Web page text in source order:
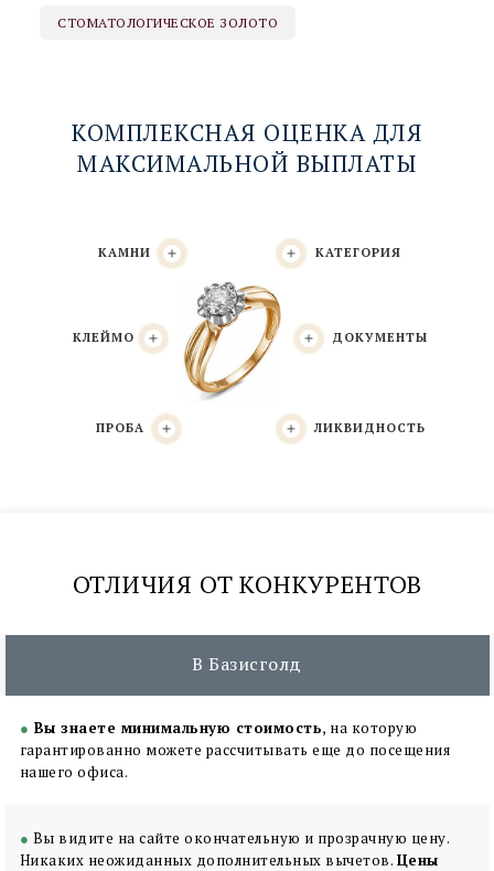
СТОМАТОЛОГИЧЕСКОЕ ЗОЛОТО
КОМПЛЕКСНАЯ ОЦЕНКА ДЛЯ
МАКСИМАЛЬНОЙ ВЫПЛАТЫ
КАМНИ КАТЕГОРИЯ
ДОКУМЕНТЫ
КЛЕЙМО
ЛИКВИДНОСТЬ
ПРОБА
оценщиком по эталонным образцам.
изделия, осмотр на наличие повреждений.
Устанавливается вес, характеристики и цена
драгоценных вставок.
Определение дополнительной
Устанавливается ценность изделия,
рыночная стоимость и ликвидность
ОТЛИЧИЯ ОТ КОНКУРЕНТОВ
● Вы знаете минимальную стоимость, на которую
гарантированно можете рассчитывать еще до посещения
нашего офиса.
● Вы видите на сайте окончательную и прозрачную цену.
Никаких неожиданных дополнительных вычетов. Цены
В Базисголд